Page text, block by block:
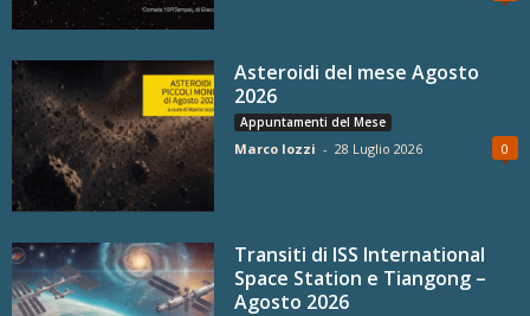
Asteroidi del mese Agosto
2026
Appuntamenti del Mese
Marco Iozzi - 28 Luglio 2026 0
Transiti di ISS International
Space Station e Tiangong –
Agosto 2026